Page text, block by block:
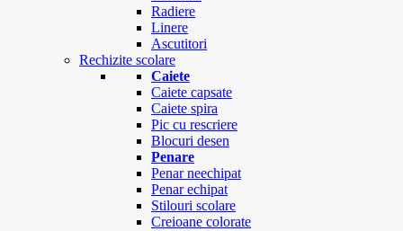
Radiere
Linere
Ascutitori
Rechizite scolare
Caiete
Caiete capsate
Caiete spira
Pic cu rescriere
Blocuri desen
Penare
Penar neechipat
Penar echipat
Stilouri scolare
Creioane colorate